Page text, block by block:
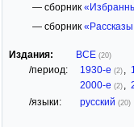
— сборник
— сборник
Издания: ВСЕ (20)
/период: 1930-е (2)
2000-е (2)
/языки: русский (20)